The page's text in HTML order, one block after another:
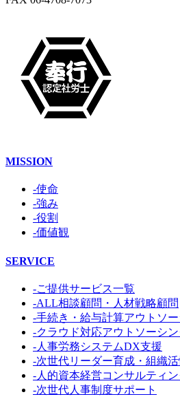
MISSION
-使命
-強み
-役割
-価値観
SERVICE
-ご提供サービス一覧
-ALL相談顧問・人材戦略顧問
-手続き・給与計算アウトソー
-クラウド対応アウトソーシン
-人事労務システムDX支援
-次世代リーダー育成・組織
-人的資本経営コンサルティ
-次世代人事制度サポート